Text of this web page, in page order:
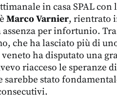
in casa SPAL con
Marco Varnier, rientrato
per infortunio.
che ha lasciato più di
ha disputato una
riacceso le speranze
sarebbe stato